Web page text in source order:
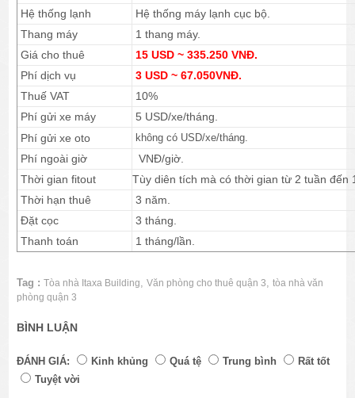
Hệ thống lạnh
Hệ thống máy lạnh cục bộ.
Thang máy
1 thang máy.
Giá cho thuê
15 USD ~ 335.250 VNĐ.
Phí dịch vụ
3 USD ~ 67.050VNĐ.
Thuế VAT
10%
Phí gửi xe máy
5 USD/xe/tháng.
Phí gửi xe oto
không có USD/xe/tháng.
Phí ngoài giờ
VNĐ/giờ.
Thời gian fitout
Tùy diên tích mà có thời gian từ 2 tuần đến
Thời hạn thuê
3 năm.
Đặt cọc
3 tháng.
Thanh toán
1 tháng/lần.
Tag : Tòa nhà Itaxa Building ,Văn phòng cho thuê quận 3 ,tòa nhà văn
phòng quận 3
BÌNH LUẬN
ĐÁNH GIÁ: Kinh khủng Quá tệ Trung bình
Rất tốt
Tuyệt vời